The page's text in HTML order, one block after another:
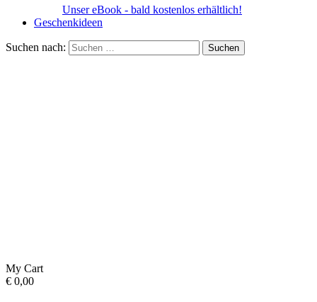
Unser eBook - bald kostenlos erhältlich!
Geschenkideen
Suchen nach:
My Cart
€ 0,00